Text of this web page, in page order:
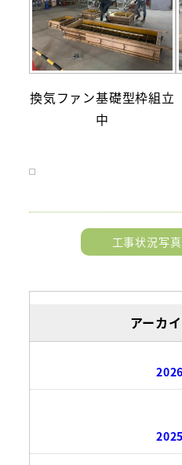
アーカ
換気ファン基礎型枠組立
中
工事状況写